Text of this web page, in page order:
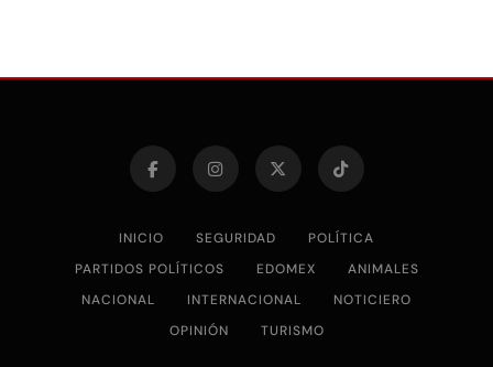
INICIO SEGURIDAD
POLÍTICA
PARTIDOS POLÍTICOS
EDOMEX
ANIMALES
NACIONAL
INTERNACIONAL
NOTICIERO
OPINIÓN
TURISMO